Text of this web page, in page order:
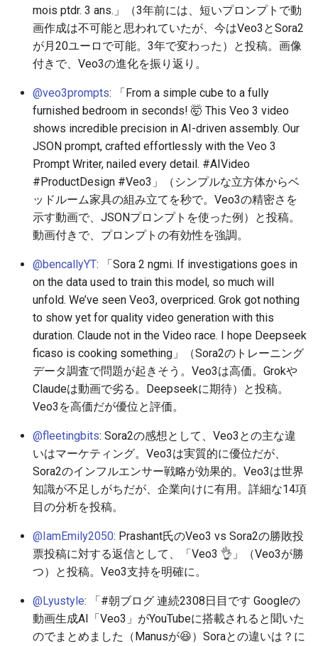
2026-05-26
2026-05-25
2026-05-24
2026-05-23
2026-05-22
2026-05-21
2026-05-20
2026-05-19
2026-05-18
2026-05-17
2026-05-16
2026-05-14
2026-05-13
2026-05-11
2026-05-10
2026-05-09
2025-11-10
2025-11-09
2025-11-08
2025-11-07
2025-11-06
2025-11-05
2025-11-04
2025-11-03
2025-11-02
2025-11-01
2025-10-31
2025-10-29
2025-10-28
2025-10-26
2025-10-25
2025-10-24
2026-05-26
2026-05-25
2026-05-24
2026-05-23
2026-05-22
2026-05-21
2026-05-20
2026-05-19
2026-05-18
2026-05-17
2026-05-16
2026-05-14
2026-05-13
2026-05-11
2026-05-10
2026-05-09
2025-11-10
2025-11-09
2025-11-08
2025-11-07
2025-11-06
2025-11-05
2025-11-04
2025-11-03
2025-11-02
2025-11-01
2025-10-31
2025-10-29
2025-10-28
2025-10-26
2025-10-25
2025-10-24
2026-05-23
2026-05-22
2026-05-21
2026-05-20
2026-05-19
2026-05-18
2026-05-17
2026-05-16
2026-05-15
2026-05-14
2026-05-13
2026-05-11
2026-05-10
2026-05-08
2026-05-07
2026-05-06
2025-11-10
2025-11-09
2025-11-08
2025-11-07
2025-11-06
2025-11-05
2025-11-04
2025-11-03
2025-11-02
2025-11-01
2025-10-31
2025-10-29
2025-10-28
2025-10-26
2025-10-25
2025-10-24
2026-05-22
2026-05-21
2026-05-20
2026-05-19
2026-05-18
2026-05-17
2026-05-16
2026-05-15
2026-05-14
2026-05-13
2026-05-12
2026-05-11
2026-05-10
2026-05-09
2026-05-08
2026-05-07
2026-05-06
2026-05-05
2026-05-26
2026-05-25
2026-05-24
2026-05-23
2026-05-22
2026-05-21
2026-05-20
2026-05-18
mois ptdr. 3 ans.」（3年前には、短いプロンプトで動
画作成は不可能と思われていたが、今はVeo3とSora2
が月20ユーロで可能。3年で変わった）と投稿。画像
付きで、Veo3の進化を振り返り。
@veo3prompts: 「From a simple cube to a fully
furnished bedroom in seconds! 🤯 This Veo 3 video
shows incredible precision in AI-driven assembly. Our
JSON prompt, crafted effortlessly with the Veo 3
Prompt Writer, nailed every detail. #AIVideo
#ProductDesign #Veo3」（シンプルな立方体からベ
ッドルーム家具の組み立てを秒で。Veo3の精密さを
示す動画で、JSONプロンプトを使った例）と投稿。
動画付きで、プロンプトの有効性を強調。
@bencallyYT: 「Sora 2 ngmi. If investigations goes in
on the data used to train this model, so much will
unfold. We’ve seen Veo3, overpriced. Grok got nothing
to show yet for quality video generation with this
duration. Claude not in the Video race. I hope Deepseek
ficaso is cooking something」（Sora2のトレーニング
データ調査で問題が起きそう。Veo3は高価。Grokや
Claudeは動画で劣る。Deepseekに期待）と投稿。
Veo3を高価だが優位と評価。
@fleetingbits: Sora2の感想として、Veo3との主な違
いはマーケティング。Veo3は実質的に優位だが、
Sora2のインフルエンサー戦略が効果的。Veo3は世界
知識が不足しがちだが、企業向けに有用。詳細な14項
目の分析を投稿。
@IamEmily2050: Prashant氏のVeo3 vs Sora2の勝敗投
票投稿に対する返信として、「Veo3 👌」（Veo3が勝
つ）と投稿。Veo3支持を明確に。
@Lyustyle: 「#朝ブログ 連続2308日目です Googleの
動画生成AI「Veo3」がYouTubeに搭載されると聞いた
のでまとめました（Manusが😆）Soraとの違いは？に